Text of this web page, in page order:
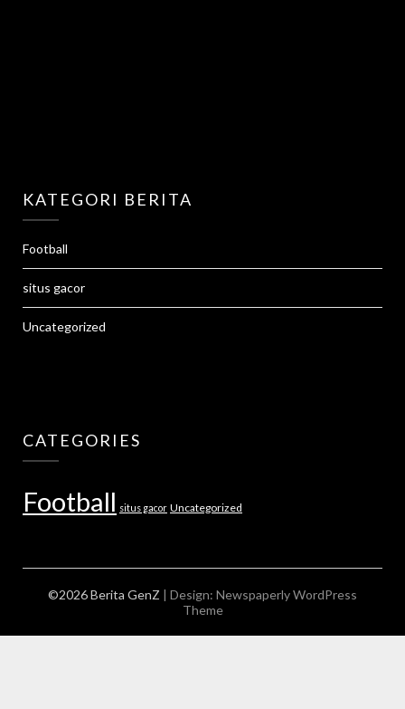
KATEGORI BERITA
Football
situs gacor
Uncategorized
CATEGORIES
Football situs gacor Uncategorized
©2026 Berita GenZ | Design: Newspaperly WordPress
Theme